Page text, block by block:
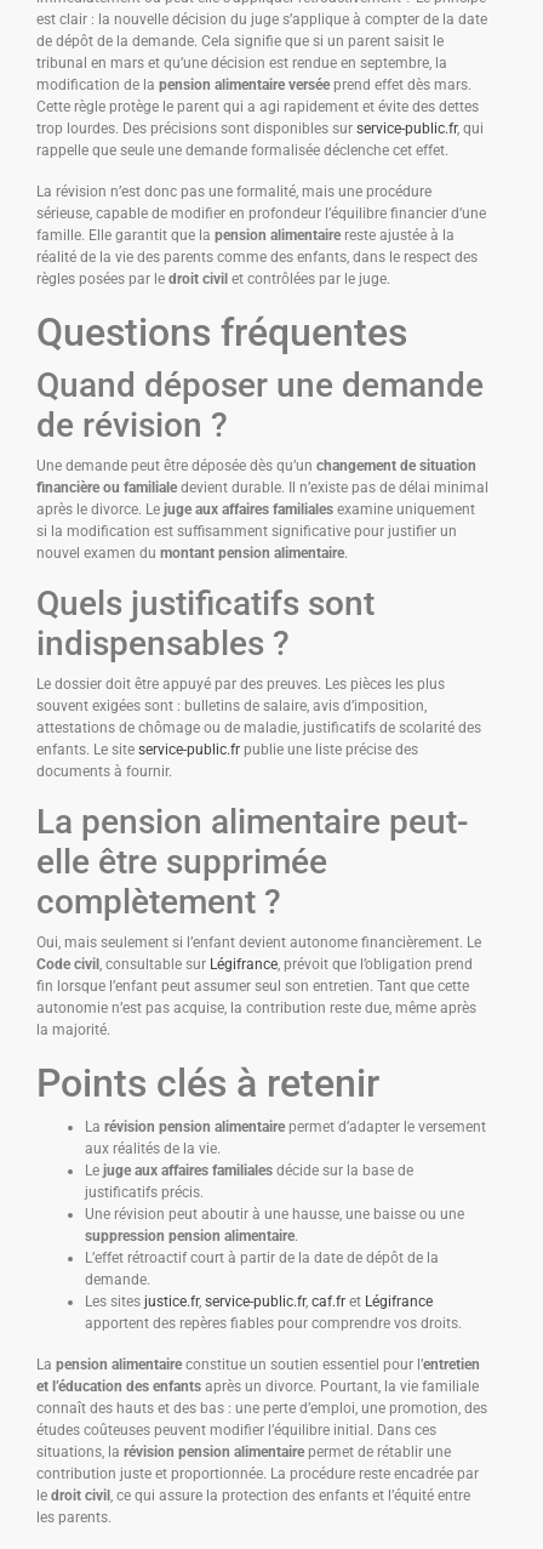
est clair : la nouvelle décision du juge s’applique à compter de la date
de dépôt de la demande. Cela signifie que si un parent saisit le
tribunal en mars et qu’une décision est rendue en septembre, la
modification de la pension alimentaire versée prend effet dès mars.
Cette règle protège le parent qui a agi rapidement et évite des dettes
trop lourdes. Des précisions sont disponibles sur service-public.fr, qui
rappelle que seule une demande formalisée déclenche cet effet.
La révision n’est donc pas une formalité, mais une procédure
sérieuse, capable de modifier en profondeur l’équilibre financier d’une
famille. Elle garantit que la pension alimentaire reste ajustée à la
réalité de la vie des parents comme des enfants, dans le respect des
règles posées par le droit civil et contrôlées par le juge.
Questions fréquentes
Quand déposer une demande
de révision ?
Une demande peut être déposée dès qu’un changement de situation
financière ou familiale devient durable. Il n’existe pas de délai minimal
après le divorce. Le juge aux affaires familiales examine uniquement
si la modification est suffisamment significative pour justifier un
nouvel examen du montant pension alimentaire.
Quels justificatifs sont
indispensables ?
Le dossier doit être appuyé par des preuves. Les pièces les plus
souvent exigées sont : bulletins de salaire, avis d’imposition,
attestations de chômage ou de maladie, justificatifs de scolarité des
enfants. Le site service-public.fr publie une liste précise des
documents à fournir.
La pension alimentaire peut-
elle être supprimée
complètement ?
Oui, mais seulement si l’enfant devient autonome financièrement. Le
Code civil , consultable sur Légifrance, prévoit que l’obligation prend
fin lorsque l’enfant peut assumer seul son entretien. Tant que cette
autonomie n’est pas acquise, la contribution reste due, même après
la majorité.
Points clés à retenir
La révision pension alimentaire permet d’adapter le versement
aux réalités de la vie.
Le juge aux affaires familiales décide sur la base de
justificatifs précis.
Une révision peut aboutir à une hausse, une baisse ou une
suppression pension alimentaire.
L’effet rétroactif court à partir de la date de dépôt de la
demande.
Les sites justice.fr, service-public.fr, caf.fr et Légifrance
apportent des repères fiables pour comprendre vos droits.
La pension alimentaire constitue un soutien essentiel pour l’entretien
et l’éducation des enfants après un divorce. Pourtant, la vie familiale
connaît des hauts et des bas : une perte d’emploi, une promotion, des
études coûteuses peuvent modifier l’équilibre initial. Dans ces
situations, la révision pension alimentaire permet de rétablir une
contribution juste et proportionnée. La procédure reste encadrée par
le droit civil , ce qui assure la protection des enfants et l’équité entre
les parents.